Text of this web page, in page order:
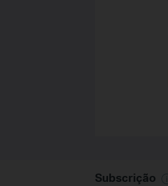
Subscrição